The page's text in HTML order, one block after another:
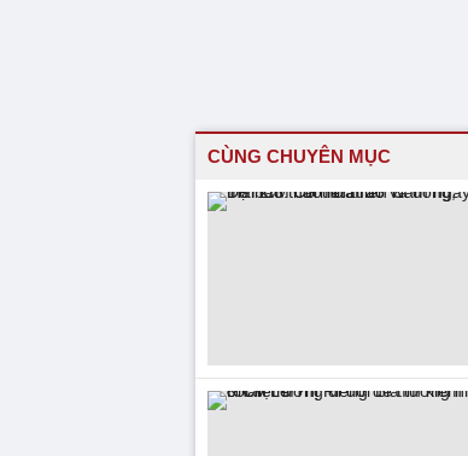
CÙNG CHUYÊN MỤC